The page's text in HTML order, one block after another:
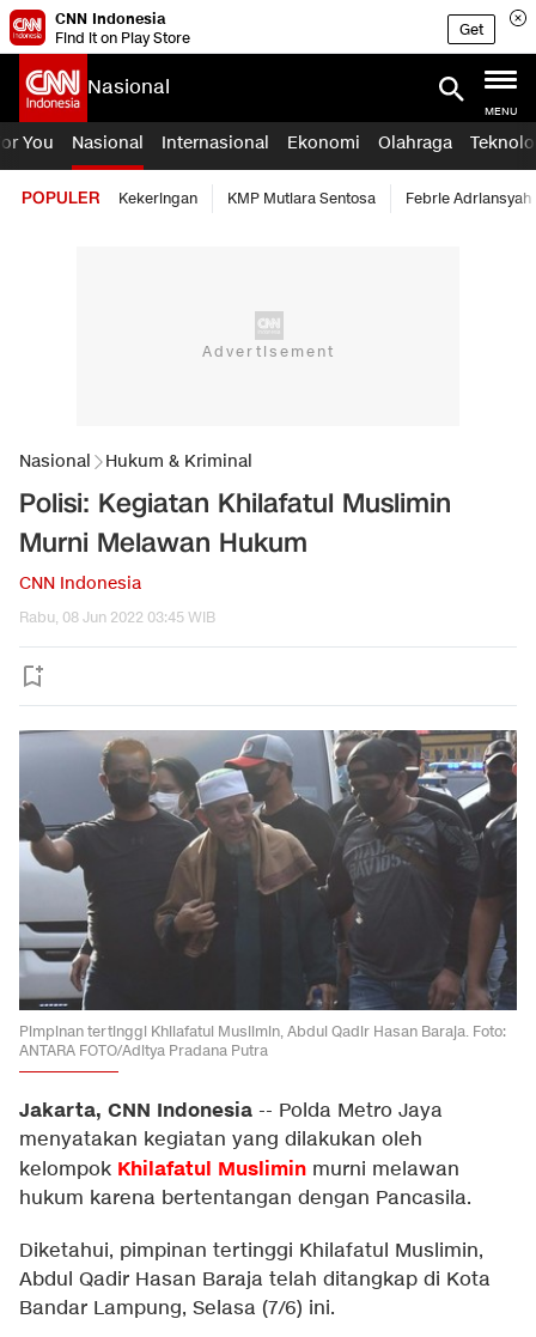
CNN Indonesia
Find it on Play Store
Get
Nasional
MENU
You Nasional Internasional Ekonomi Olahraga
POPULER Kekeringan KMP Mutiara Sentosa Febrie Adriansyah
Nasional Hukum & Kriminal
Polisi: Kegiatan Khilafatul Muslimin
Murni Melawan Hukum
CNN Indonesia
Rabu, 08 Jun 2022 03:45 WIB
Pimpinan tertinggi Khilafatul Muslimin, Abdul Qadir Hasan Baraja. Foto:
ANTARA FOTO/Aditya Pradana Putra
Jakarta, CNN Indonesia -- Polda Metro Jaya
menyatakan kegiatan yang dilakukan oleh
kelompok Khilafatul Muslimin murni melawan
hukum karena bertentangan dengan Pancasila.
Diketahui, pimpinan tertinggi Khilafatul Muslimin,
Abdul Qadir Hasan Baraja telah ditangkap di Kota
Bandar Lampung, Selasa (7/6) ini.